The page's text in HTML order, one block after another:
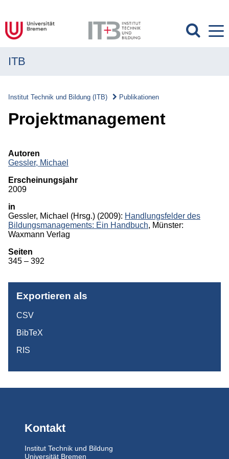
Projekte
Publikationen
Überblick
Herausgeberschaften
Beiträge in Sammelbänden
Beiträge in Zeitschriften
ITB
Institut Technik und Bildung (ITB) Publikationen
Projektmanagement
Autoren
Gessler, Michael
Erscheinungsjahr
2009
in
Gessler, Michael (Hrsg.) (2009): Handlungsfelder des
Bildungs­managements: Ein Handbuch, Münster:
Waxmann Verlag
Seiten
345 – 392
Exportieren als
CSV
BibTeX
RIS
Kontakt
Institut Technik und Bildung
Universität Bremen